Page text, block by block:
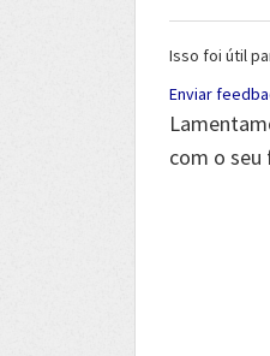
Isso foi útil
Enviar
com o seu